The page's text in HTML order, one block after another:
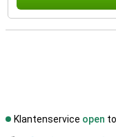
Klantenservice open